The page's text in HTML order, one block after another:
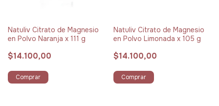
Natuliv Citrato de Magnesio
en Polvo Naranja x 111 g
$14.100,00
Comprar
Natuliv Citrato de Magnesio
en Polvo Limonada x 105 g
$14.100,00
Comprar